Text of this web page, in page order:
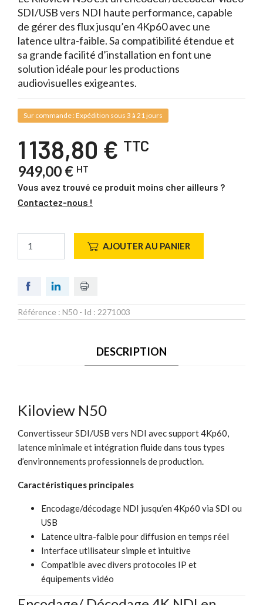
SDI/USB vers NDI haute performance, capable
de gérer des flux jusqu’en 4Kp60 avec une
latence ultra-faible. Sa compatibilité étendue et
sa grande facilité d’installation en font une
solution idéale pour les productions
audiovisuelles exigeantes.
Sur commande : Expédition sous 3 à 21 jours
1 138,80 € TTC
949,00 € HT
Vous avez trouvé ce produit moins cher ailleurs ?
Contactez-nous !
AJOUTER AU PANIER
Référence : N50 - Id : 2271003
DESCRIPTION
Kiloview N50
Convertisseur SDI/USB vers NDI avec support 4Kp60,
latence minimale et intégration fluide dans tous types
d’environnements professionnels de production.
Caractéristiques principales
Encodage/décodage NDI jusqu’en 4Kp60 via SDI ou
USB
Latence ultra-faible pour diffusion en temps réel
Interface utilisateur simple et intuitive
Compatible avec divers protocoles IP et
équipements vidéo